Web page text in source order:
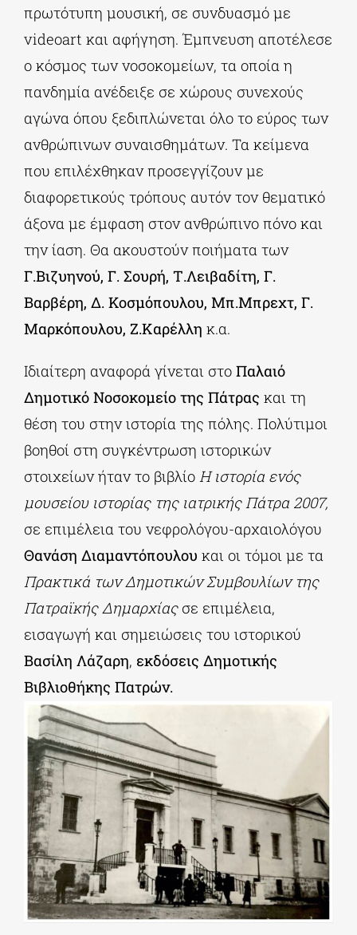
πρωτότυπη μουσική, σε συνδυασμό με
videoart και αφήγηση. Έμπνευση αποτέλεσε
ο κόσμος των νοσοκομείων, τα οποία η
πανδημία ανέδειξε σε χώρους συνεχούς
αγώνα όπου ξεδιπλώνεται όλο το εύρος των
ανθρώπινων συναισθημάτων. Τα κείμενα
που επιλέχθηκαν προσεγγίζουν με
διαφορετικούς τρόπους αυτόν τον θεματικό
άξονα με έμφαση στον ανθρώπινο πόνο και
την ίαση. Θα ακουστούν ποιήματα των
Γ.Βιζυηνού, Γ. Σουρή, Τ.Λειβαδίτη, Γ.
Βαρβέρη, Δ. Κοσμόπουλου, Μπ.Μπρεχτ, Γ.
Μαρκόπουλου, Ζ.Καρέλλη κ.α.
Ιδιαίτερη αναφορά γίνεται στοΠαλαιό
Δημοτικό Νοσοκομείο της Πάτρας και τη
θέση του στην ιστορία της πόλης. Πολύτιμοι
βοηθοί στη συγκέντρωση ιστορικών
στοιχείων ήταν το βιβλίο Η ιστορία ενός
μουσείου ιστορίας της ιατρικής Πάτρα 2007,
σε επιμέλεια του νεφρολόγου-αρχαιολόγου
Θανάση Διαμαντόπουλου και οι τόμοι με τα
Πρακτικά των Δημοτικών Συμβουλίων της
Πατραϊκής Δημαρχίαςσε επιμέλεια,
εισαγωγή και σημειώσεις του ιστορικού
Βασίλη Λάζαρη, εκδόσεις Δημοτικής
Βιβλιοθήκης Πατρών.